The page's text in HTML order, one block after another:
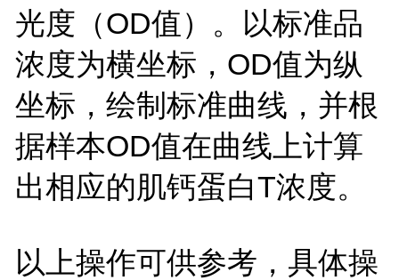
光度（OD值）。以标准品
浓度为横坐标， OD值为纵
坐标，绘制标准曲线，并根
据样本OD值在曲线上计算
出相应的肌钙蛋白T浓度。
以上操作可供参考，具体操